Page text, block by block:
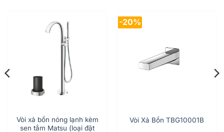
Vòi xả bồn nóng lạnh kèm
sen tắm Matsu (loại đặt
-20%
Vòi Xả Bồn TBG10001B